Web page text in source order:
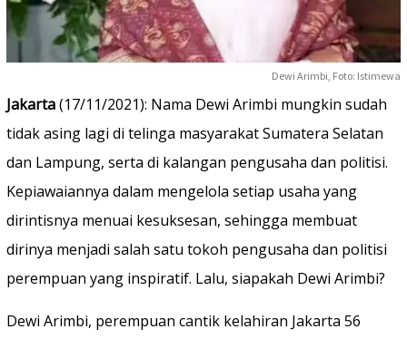
Dewi Arimbi, Foto: Istimewa
Jakarta(17/11/2021): Nama Dewi Arimbi mungkin sudah
tidak asing lagi di telinga masyarakat Sumatera Selatan
dan Lampung, serta di kalangan pengusaha dan politisi.
Kepiawaiannya dalam mengelola setiap usaha yang
dirintisnya menuai kesuksesan, sehingga membuat
dirinya menjadi salah satu tokoh pengusaha dan politisi
perempuan yang inspiratif. Lalu, siapakah Dewi Arimbi?
Dewi Arimbi, perempuan cantik kelahiran Jakarta 56